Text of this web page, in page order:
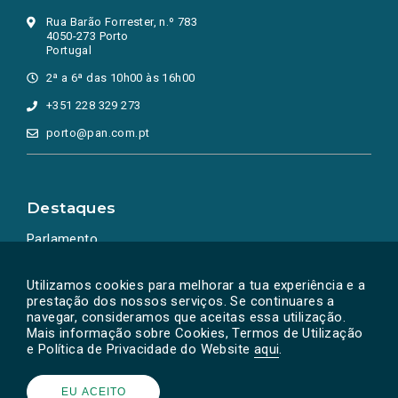
Utilizamos cookies para melhorar a tua experiência e a
prestação dos nossos serviços. Se continuares a
navegar, consideramos que aceitas essa utilização.
Mais informação sobre Cookies, Termos de Utilização
e Política de Privacidade do Website aqui.
EU ACEITO
Rua Barão Forrester, n.º 783
4050-273 Porto
Portugal
2ª a 6ª das 10h00 às 16h00
+351 228 329 273
porto@pan.com.pt
Destaques
Parlamento